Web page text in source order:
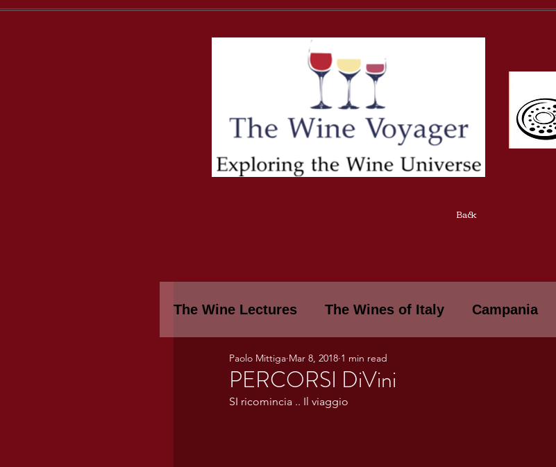
Back
The Wine Lectures The Wines of Italy Campania
Piemonte THE WINES OF ITALY: A LECTURE SERIE
PERCORSI DiVini
Paolo Mittiga Mar 8, 2018 1 min read
SI ricomincia .. Il viaggio